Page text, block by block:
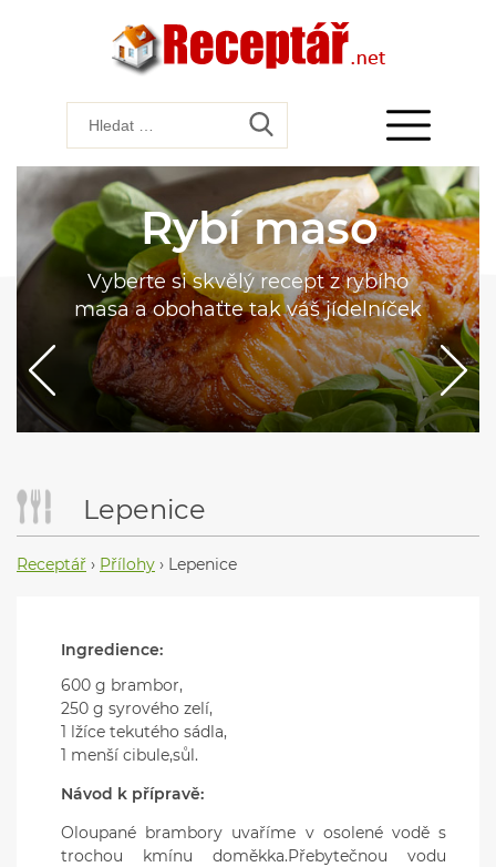
Rybí maso
Vyberte si skvělý recept z rybího
masa a obohaťte tak váš jídelníček
Lepenice
Receptář › Přílohy › Lepenice
Ingredience:
600 g brambor,
250 g syrového zelí,
1 lžíce tekutého sádla,
1 menší cibule,sůl.
Návod k přípravě:
Oloupané brambory uvaříme v osolené vodě s
trochou kmínu doměkka.Přebytečnou vodu